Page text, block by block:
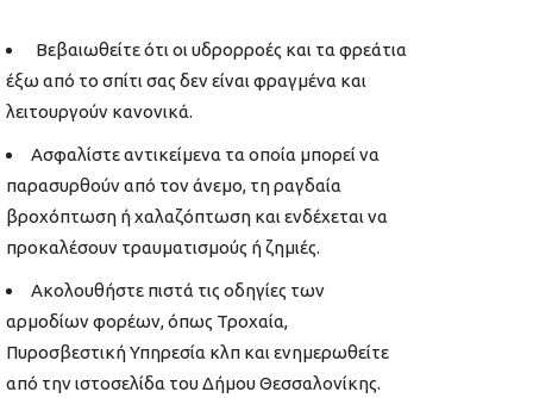
Βεβαιωθείτε ότι οι υδρορροές και τα φρεάτια
έξω από το σπίτι σας δεν είναι φραγμένα και
λειτουργούν κανονικά.
Ασφαλίστε αντικείμενα τα οποία μπορεί να
παρασυρθούν από τον άνεμο, τη ραγδαία
βροχόπτωση ή χαλαζόπτωση και ενδέχεται να
προκαλέσουν τραυματισμούς ή ζημιές.
Ακολουθήστε πιστά τις οδηγίες των
αρμοδίων φορέων, όπως Τροχαία,
Πυροσβεστική Υπηρεσία κλπ και ενημερωθείτε
από την ιστοσελίδα του Δήμου Θεσσαλονίκης.